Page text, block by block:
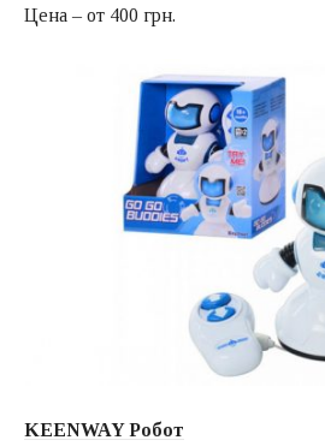
Цена – от 400 грн.
KEENWAY Робот